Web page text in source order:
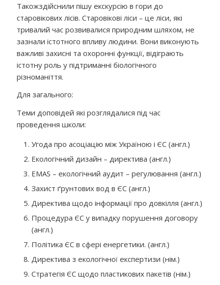
Такожздійснили пішуекскурсію в гори до
старовікових лісів. Старовікові ліси – це ліси, які
тривалий час розвивалися природним шляхом, не
зазнали істотного впливу людини. Вони виконують
важливі захисні та охоронні функції, відіграють
істотну роль у підтриманні біологічного
різноманіття.
Для загального:
Теми доповідей які розглядалися під час
проведення школи:
Угода про асоціацію між Україною і ЄС (англ.)
Екологічний дизайн – директива (англ.)
EMAS – екологічний аудит – регулювання (англ.)
Захист ґрунтових вод в ЄС (англ.)
Директива щодо інформації про довкілля (англ.)
Процедура ЄCу випадку порушення договору
(англ.)
Політика ЄС в сфері енергетики. (англ.)
Директива з екологічної експертизи (нім.)
Стратегія ЄС щодо пластикових пакетів (нім.)